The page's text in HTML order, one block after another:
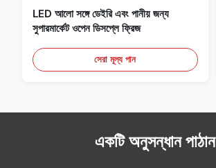
LED আলো সঙ্গে ডেইরি এবং পানীয় জন্য
সুপারমার্কেট ওপেন ডিসপ্লে ফ্রিজ
সেরা মূল্য পান
একটি অনুসন্ধান পাঠান